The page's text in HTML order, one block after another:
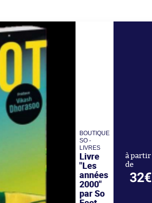
BOUTIQUE
SO -
LIVRES
Livre
"Les
années
2000"
par So
à partir
de
32€